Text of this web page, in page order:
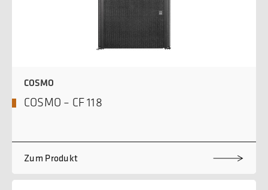
COSMO
COSMO – CF 118
Zum Produkt